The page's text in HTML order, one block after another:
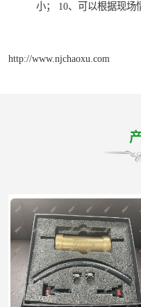
小； 10、可以根据现场
http://www.njchaoxu.com